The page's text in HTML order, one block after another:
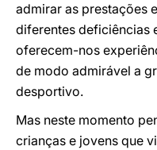
admirar as prestações
diferentes deficiências
oferecem-nos
de modo admirável a
desportivo.
Mas neste momento
crianças e jovens que